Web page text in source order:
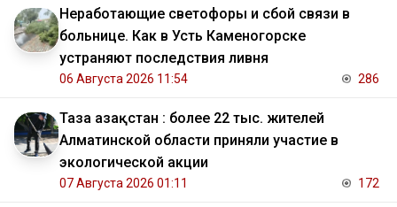
Неработающие светофоры и сбой связи в
больнице. Как в Усть Каменогорске
устраняют последствия ливня
06 Августа 2026 11:54 286
Таза Қазақстан : более 22 тыс. жителей
Алматинской области приняли участие в
экологической акции
07 Августа 2026 01:11 172